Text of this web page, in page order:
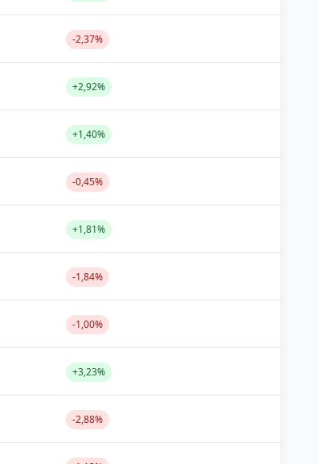
-2,37%
+2,92%
+1,40%
-0,45%
+1,81%
-1,84%
-1,00%
+3,23%
-2,88%